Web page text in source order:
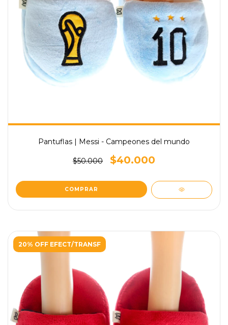
Pantuflas | Messi - Campeones del mundo
$50.000 $40.000
COMPRAR
20% OFF EFECT/TRANSF